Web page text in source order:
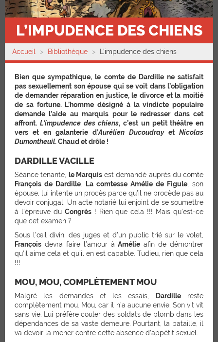
L’IMPUDENCE DES CHIENS
Accueil Bibliothèque L’impudence des chiens
Bien que sympathique, le comte de Dardille ne satisfait
pas sexuellement son épouse qui se voit dans l’obligation
de demander réparation en justice, le divorce et la moitié
de sa fortune. L’homme désigné à la vindicte populaire
demande l’aide au marquis pour le redresser dans cet
affront. L’impudence des chiens, c’est un petit théâtre en
vers et en galanterie d’Aurélien Ducoudrayet Nicolas
Dumontheuil. Chaud et drôle !
DARDILLE VACILLE
Séance tenante, le Marquisest demandé auprès du comte
François de Dardille
La comtesse Amélie de Figule , son
épouse, lui intente un procès parce qu’il ne procède pas au
devoir conjugal. Un acte notarié lui enjoint de se soumettre
à l’épreuve du Congrès! Rien que cela !!! Mais qu’est-ce
que cet examen ?
Sous l’œil divin, des juges et d’un public trié sur le volet,
François devra faire l’amour àAmélie afin de démontrer
qu’il aime cela et qu’il en est capable. Tudieu, rien que cela
!!!
MOU, MOU, COMPLÈTEMENT MOU
Malgré les demandes et les essais, Dardillereste
complètement mou. Mou, car il n’a aucune envie. Son vit vit
sans vie. Lui préfère couler des soldats de plomb dans les
dépendances de sa vaste demeure. Pourtant, la bataille, il
va devoir la mener contre cette absence d’appétit sexuel.